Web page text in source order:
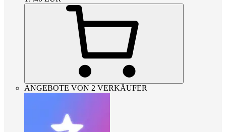
ANGEBOTE VON 2 VERKÄUFER